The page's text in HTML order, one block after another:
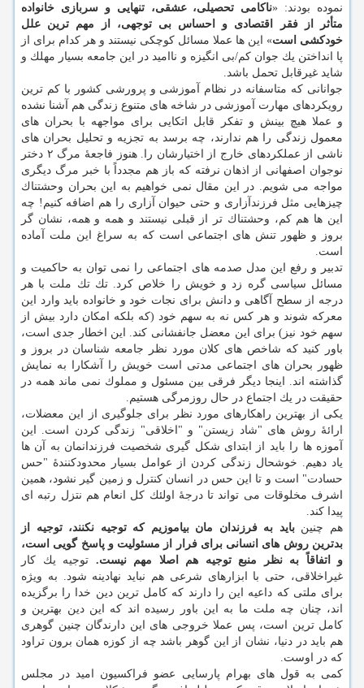
نموده بودند: «ناكامی تحصیلی، عشقی، تنهایی و سربازی خانواده
متأثر از فقر اقتصادی و احساس بی توجهی، از مهم ترین علل
خودكشی است» این ها عملا مسائل كوچكی نیستند و هر كدام برای از
پا انداختن یك جوان كم/بی انگیزه و ناامید در این جامعه بسیار مهلك و
شاید غیرقابل تحمل باشد.
جوانانی كه متاسفانه در نظام آموزشی و پرورشی كشور با كم ترین
رویكردهای مهارت آموزشی در شاخه های متنوع زندگی هم آشنا نشده
و عملا هیچ بینش و تفكر قابل اتكایی برای مواجهه با بحران های
معمول زندگی را هم ندارند، چه برسد به تجزیه و تحلیل بحران های
ناشی از عملكردهای خارج از اختیارشان را. هنوز فاجعهٔ مرگ ۲ دختر
نوجوان اصفهانی از اذهان نرفته كه باز هم مجدداً با خبر مرگ دیگری
مواجه می شویم. در این مقال نمی خواهیم به این بحران وحشتناك
چیزهایی مثل فرزندآزاری و حتی حیوان آزاری را هم اضافه كنیم! چه
این ها هم كم، وحشتناك تر از قبلی نیستند و همه و همه، نشان گر
بروز و ظهور تنش های اجتماعی است كه به سراغ این ملت آماده
است.
تدبیر و رفع این مدل صدمه های اجتماعی را نمی توان به حاكمیت و
مسائل سیاسی گره زد و خویش را خلاص كرد. تك تك ملت با هر
درجه از سطح آگاهی و دانش برای نجات خود و خانواده باید وارد این
معركه شوند و هر كس نه به سهم خود (كه بلكه امكان دارد بیش از
سهم خود نیز) برای این معضل جانفشانی كند. این اخطار جدی است،
باور كنید كه شاخص های كلان مورد نظر جامعه شناسان در بروز و
ظهور بحران های اجتماعی مدتی است خویش را آشكارا به نمایش
گذاشته اند. اینجا دیگر فرقی بین مسئول و مملوك نمی ماند همه در
حقیقت در یك اجتماع در حال روزمرگی هستیم.
یكی از بهترین راهكارهای مورد نظر برای جلوگیری از این معضلات،
ارائهٔ روش های "شاد زیستن" و "اخلاقی" زندگی كردن است. این
آموزه ها را باید از ابتدای شكل گیری شخصیت فرزندانمان به آن ها
یاد دهیم. خوشحال زندگی كردن از عوامل بسیار محدودكنندهٔ "حس
حسادت" است و تا این حس در انسان كنترل و زمین گیر نشود، همین
اشرف مخلوقات می تواند تا درجهٔ اولئك كل انعام هم نتزل رتبه ای
پیدا كند.
هم چنینباید به فرزندان مان بیاموزیم كه توجیه نكنند، توجیه از
بدترین روش های انسانی برای فرار از مسئولیت و پاسخ گویی است،
و اتفاقاً به نظر منبع توجیه هم اصلا مهم نیست. توجیه یك كار
غیراخلاقی، حتی با ابزارهای شرعی هم نباید نهادینه شود. به ویژه
برای ملتی كه داعیه این را دارند كه كامل ترین دین خدا را برگزیده
اند، چنان چه ملت ما به این باور رسیده اند كه این دین بهترین و
كامل ترین است، پس عملا خروجی های این دارندگان چنین گوهری
هم باید در دنیا، نشان از این گوهر باشد چه از كوزه همان برون تراود
كه در اوست.
كمی به قول های بهرام پارسایی عضو فراكسیون امید در مجلس